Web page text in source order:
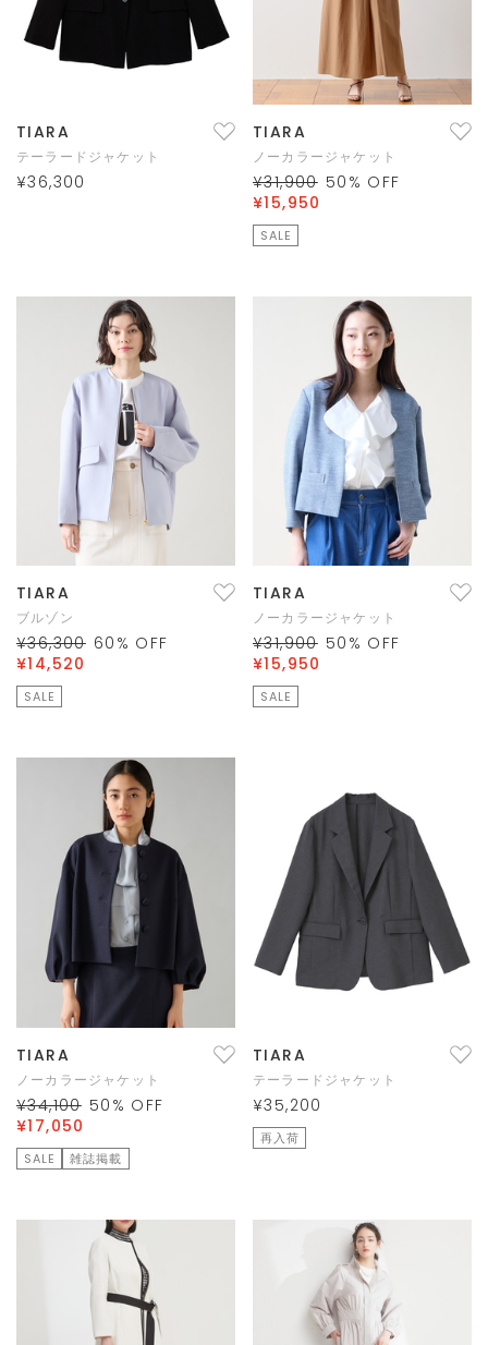
TIARA
テーラードジャケット
¥36,300
TIARA
ノーカラージャケット
¥31,900 50 % OFF
¥15,950
SALE
TIARA
ブルゾン
¥36,300 60 % OFF
¥14,520
SALE
TIARA
ノーカラージャケット
¥31,900 50 % OFF
¥15,950
SALE
TIARA
ノーカラージャケット
¥34,100 50 % OFF
¥17,050
SALE 雑誌掲載
TIARA
テーラードジャケット
¥35,200
再入荷